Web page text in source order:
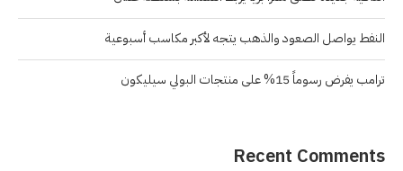
النفط يواصل الصعود والذهب يتجه لأكبر مكاسب أسبوعية
ترامب يفرض رسوماً 15% على منتجات البولي سيليكون
Recent Comments